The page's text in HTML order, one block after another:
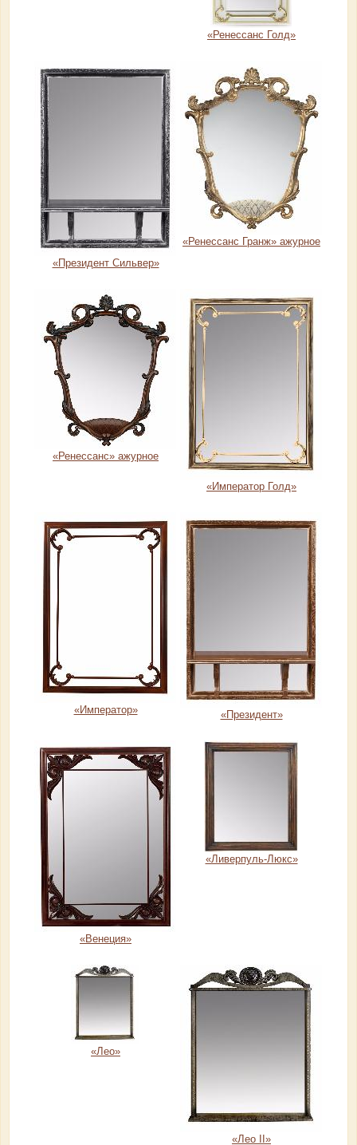
«Ренессанс Голд»
«Президент Сильвер»
«Ренессанс Гранж» ажурное
«Ренессанс» ажурное
«Император Голд»
«Император» «Президент»
«Венеция»
«Ливерпуль-Люкс»
«Лео»
«Лео II»